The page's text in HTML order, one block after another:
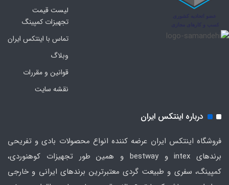
لیست قیمت
تجهیزات کمپینگ
تماس با اینتکس ایران
وبلاگ
قوانین و مقررات
نقشه سایت
درباره اینتکس ایران
فروشگاه اینتکس ایران عرضه کننده انواع محصولات بادی و تفریحی
برندهای intex و bestway و همین طور تجهیزات کوهنوردی،
کمپینگ، سفری و طبیعت گردی معتبرترین برندهای ایرانی و خارجی